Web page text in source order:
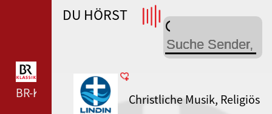
WDR 4 --- WDR 4 ---
BR-KLASSIK --- BR-KLASSIK ---
DU HÖRST
Christliche Musik, Religiös